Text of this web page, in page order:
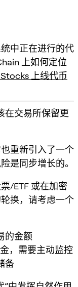
中正在进行的代
上如何定位
上线代币
在交易所保留更
重新引入了一个
是同步增长的。
/ETF 或在加密
换，请考虑一个
的金额
，需要主动监控
备